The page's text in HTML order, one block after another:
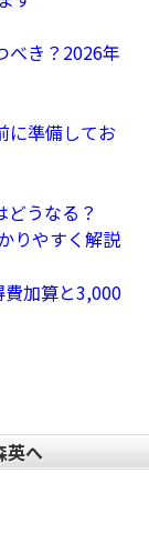
べき？2026年
に準備してお
うなる？
りやすく解説
加算と3,000
英へ